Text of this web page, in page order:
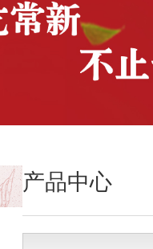
产品中心